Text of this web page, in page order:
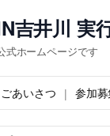
井川 実
式ホームページです
ごあいさつ 参加